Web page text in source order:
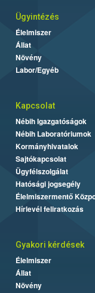
Ügyintézés
Élelmiszer
Állat
Növény
Labor/Egyéb
Kapcsolat
Nébih Igazgatóságok
Nébih Laboratóriumok
Kormányhivatalok
Sajtókapcsolat
Ügyfélszolgálat
Hatósági jogsegély
Élelmiszermentő
Hírlevél feliratkozás
Gyakori kérdések
Élelmiszer
Állat
Növény